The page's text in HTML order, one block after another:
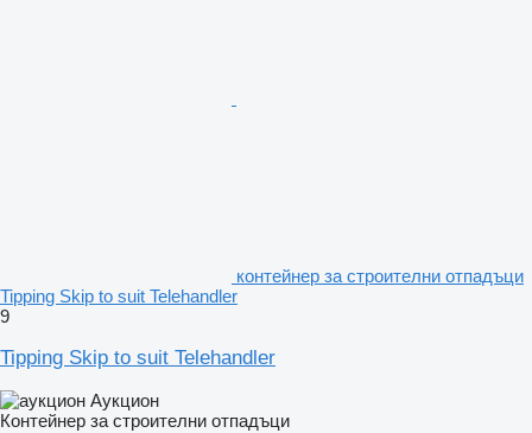
контейнер за строителни отпадъци
Tipping Skip to suit Telehandler
9
Tipping Skip to suit Telehandler
Аукцион
Контейнер за строителни отпадъци